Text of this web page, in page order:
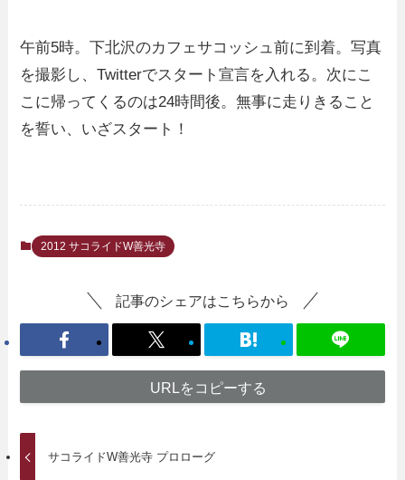
午前5時。下北沢のカフェサコッシュ前に到着。写真
を撮影し、Twitterでスタート宣言を入れる。次にこ
こに帰ってくるのは24時間後。無事に走りきること
を誓い、いざスタート！
2012 サコライドW善光寺
記事のシェアはこちらから
URLをコピーする
サコライドW善光寺 プロローグ